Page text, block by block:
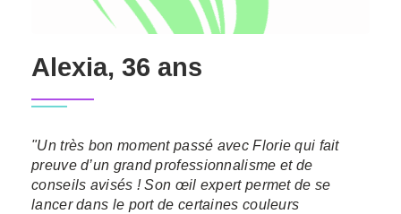
Alexia, 36 ans
"Un très bon moment passé avec Florie qui fait
preuve d’un grand professionnalisme et de
conseils avisés ! Son œil expert permet de se
lancer dans le port de certaines couleurs